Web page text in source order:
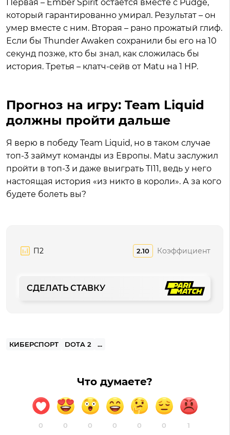
Первая – Ember Spirit остается вместе с Pudge,
который гарантированно умирал. Результат – он
умер вместе с ним. Вторая – рано прожатый глиф.
Если бы Thunder Awaken сохранили бы его на 10
секунд позже, кто бы знал, как сложилась бы
история. Третья – клатч-сейв от Matu на 1 HP.
Прогноз на игру: Team Liquid
должны пройти дальше
Я верю в победу Team Liquid, но в таком случае
топ-3 займут команды из Европы. Matu заслужил
пройти в топ-3 и даже выиграть TI11, ведь у него
настоящая история «из никто в короли». А за кого
будете болеть вы?
П2 2.10 Коэффициент
СДЕЛАТЬ СТАВКУ
КИБЕРСПОРТ DOTA 2 ...
Что думаете?
0 0 0 0 0 0 1